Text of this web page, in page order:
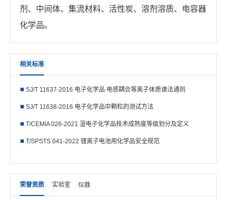
剂、中间体、集流材料、活性炭、溶剂溶质、电容器
化学品。
相关标准
SJ/T 11637-2016 电子化学品 电感耦合等离子体质谱法通则
SJ/T 11638-2016 电子化学品中颗粒的测试方法
T/CEMIA 026-2021 湿电子化学品技术成熟度等级划分及定义
T/SPSTS 041-2022 锂离子电池用化学品安全规范
荣誉资质 实验室 仪器